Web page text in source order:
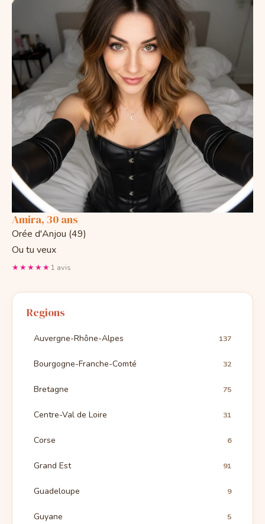
Amira, 30 ans
Orée d'Anjou (49)
Ou tu veux
★★★★★ 1 avis
Regions
Auvergne-Rhône-Alpes 137
Bourgogne-Franche-Comté 32
Bretagne 75
Centre-Val de Loire 31
Corse 6
Grand Est 91
Guadeloupe 9
Guyane 5